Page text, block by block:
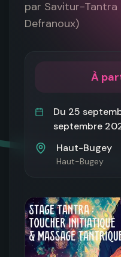
par Savitur-Tantra
Defranoux)
À
Du 25
septembre
Haut-Bugey
Haut-Bugey